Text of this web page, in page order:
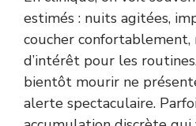
estimés : nuits agitées,
coucher
d’intérêt pour les
bientôt mourir ne
alerte spectaculaire.